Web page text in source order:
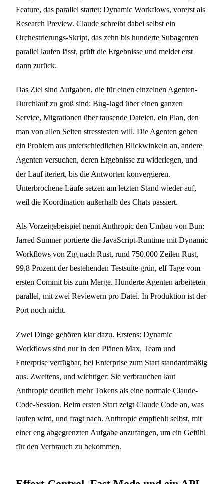
Feature, das parallel startet: Dynamic Workflows, vorerst als
Research Preview. Claude schreibt dabei selbst ein
Orchestrierungs-Skript, das zehn bis hunderte Subagenten
parallel laufen lässt, prüft die Ergebnisse und meldet erst
dann zurück.
Das Ziel sind Aufgaben, die für einen einzelnen Agenten-
Durchlauf zu groß sind: Bug-Jagd über einen ganzen
Service, Migrationen über tausende Dateien, ein Plan, den
man von allen Seiten stresstesten will. Die Agenten gehen
ein Problem aus unterschiedlichen Blickwinkeln an, andere
Agenten versuchen, deren Ergebnisse zu widerlegen, und
der Lauf iteriert, bis die Antworten konvergieren.
Unterbrochene Läufe setzen am letzten Stand wieder auf,
weil die Koordination außerhalb des Chats passiert.
Als Vorzeigebeispiel nennt Anthropic den Umbau von Bun:
Jarred Sumner portierte die JavaScript-Runtime mit Dynamic
Workflows von Zig nach Rust, rund 750.000 Zeilen Rust,
99,8 Prozent der bestehenden Testsuite grün, elf Tage vom
ersten Commit bis zum Merge. Hunderte Agenten arbeiteten
parallel, mit zwei Reviewern pro Datei. In Produktion ist der
Port noch nicht.
Zwei Dinge gehören klar dazu. Erstens: Dynamic
Workflows sind nur in den Plänen Max, Team und
Enterprise verfügbar, bei Enterprise zum Start standardmäßig
aus. Zweitens, und wichtiger: Sie verbrauchen laut
Anthropic deutlich mehr Tokens als eine normale Claude-
Code-Session. Beim ersten Start zeigt Claude Code an, was
laufen wird, und fragt nach. Anthropic empfiehlt selbst, mit
einer eng abgegrenzten Aufgabe anzufangen, um ein Gefühl
für den Verbrauch zu bekommen.